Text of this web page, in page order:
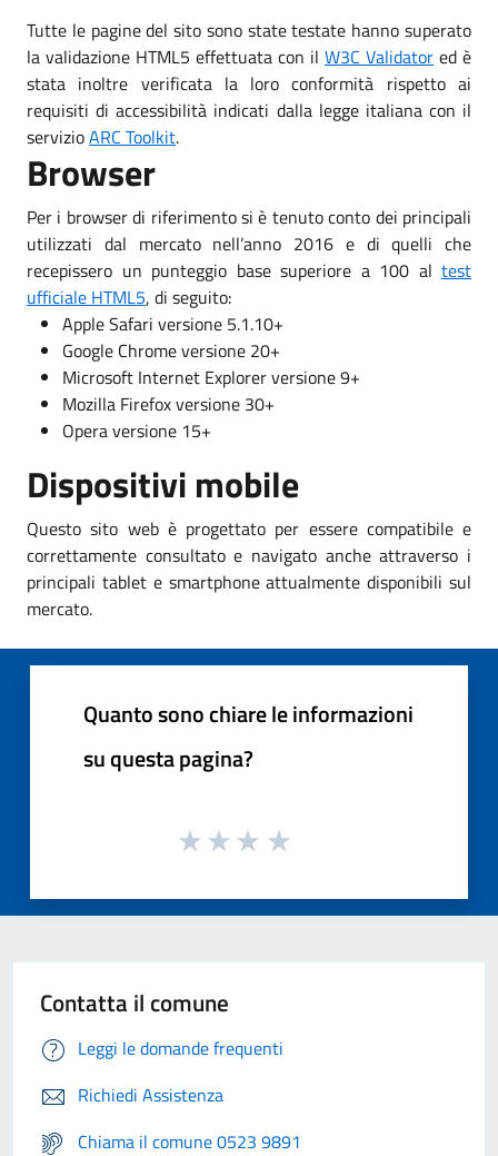
Tutte le pagine del sito sono state testate hanno superato
la validazione HTML5 effettuata con il W3C Validator ed è
stata inoltre verificata la loro conformità rispetto ai
requisiti di accessibilità indicati dalla legge italiana con il
servizioARC Toolkit.
Browser
Per i browser di riferimento si è tenuto conto dei principali
utilizzati dal mercato nell’anno 2016 e di quelli che
recepissero un punteggio base superiore a 100 al test
ufficiale HTML5, di seguito:
Apple Safari versione 5.1.10+
Google Chrome versione 20+
Microsoft Internet Explorer versione 9+
Mozilla Firefox versione 30+
Opera versione 15+
Dispositivi mobile
Questo sito web è progettato per essere compatibile e
correttamente consultato e navigato anche attraverso i
principali tablet e smartphone attualmente disponibili sul
mercato.
Quanto sono chiare le informazioni
su questa pagina?
Contatta il comune
Leggi le domande frequenti
Richiedi Assistenza
Chiama il comune 0523 9891